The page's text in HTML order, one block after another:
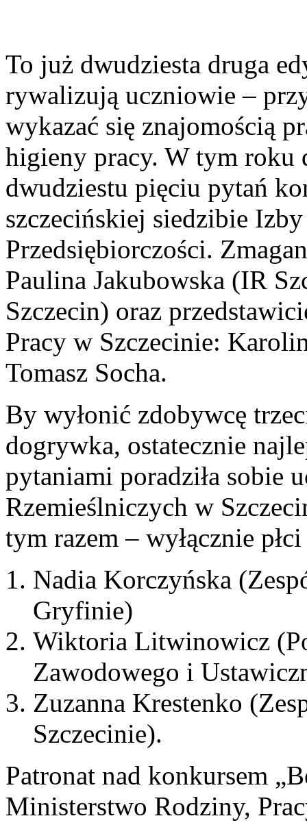
To już dwudziesta druga
rywalizują uczniowie –
wykazać się znajomością
higieny pracy. W tym roku
dwudziestu pięciu pytań
szczecińskiej siedzibie
Przedsiębiorczości.
Paulina Jakubowska (IR
Szczecin) oraz
Pracy w Szczecinie:
Tomasz Socha.
By wyłonić zdobywcę
dogrywka, ostatecznie
pytaniami poradziła sobie
Rzemieślniczych w
tym razem – wyłącznie
Nadia Korczyńska
Gryfinie)
Wiktoria Litwinowicz
Zawodowego i
Zuzanna Krestenko
Szczecinie).
Patronat nad konkursem
Ministerstwo Rodziny,